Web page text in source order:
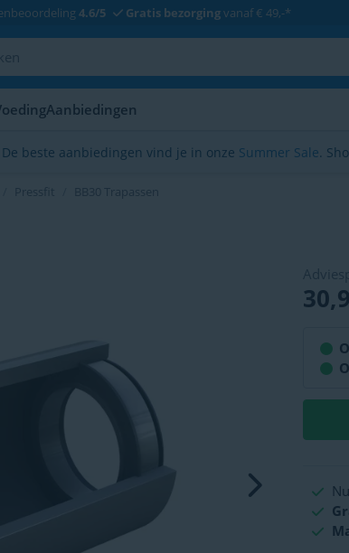
4.6/5 Gratis bezorgingvanaf € 49,-*
Aanbiedingen
De beste aanbiedingen vind je in onze Summer Sale.
Pressfit BB30 Trapassen